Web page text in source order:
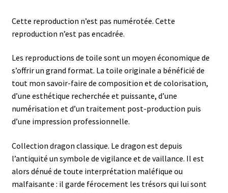
Cette reproduction n’est pas numérotée. Cette
reproduction n’est pas encadrée.
Les reproductions de toile sont un moyen économique de
s’offrir un grand format. La toile originale a bénéficié de
tout mon savoir-faire de composition et de colorisation,
d’une esthétique recherchée et puissante, d’une
numérisation et d’un traitement post-production puis
d’une impression professionnelle.
Collection dragon classique. Le dragon est depuis
l’antiquité un symbole de vigilance et de vaillance. Il est
alors dénué de toute interprétation maléfique ou
malfaisante : il garde férocement les trésors qui lui sont